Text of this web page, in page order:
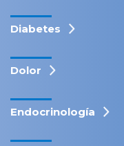
Diabetes
Dolor
Endocrinología